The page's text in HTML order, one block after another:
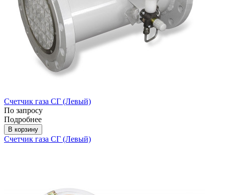
Счетчик газа СГ (Левый)
По запросу
Подробнее
В корзину
Счетчик газа СГ (Левый)